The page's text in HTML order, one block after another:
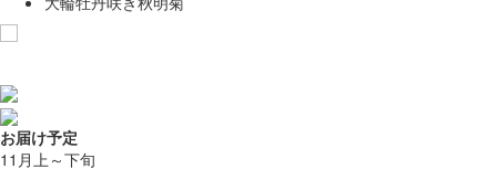
お届け予定
11月上～下旬